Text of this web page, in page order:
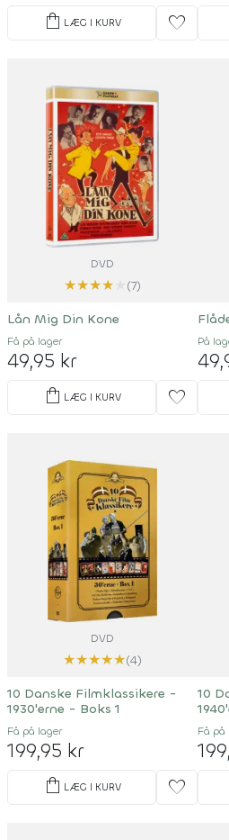
shopping_bag LÆG I KURV favorite
DVD
★★★★
(7)
Lån Mig Din Kone
Få på lager
49,95 kr
shopping_bag LÆG I KURV favorite
På
DVD
★★★★★(4)
10 Danske Filmklassikere -
1930'erne - Boks 1
Få på lager
199,95 kr
shopping_bag LÆG I KURV favorite
10
Få på